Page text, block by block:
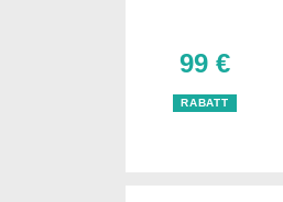
99 €
RABATT